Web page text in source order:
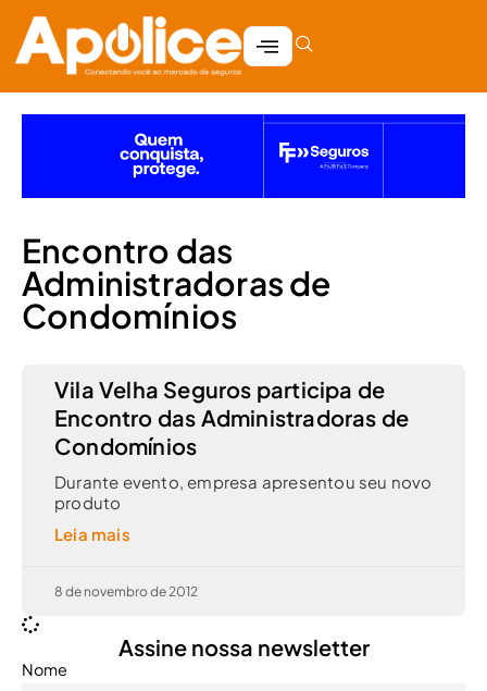
Encontro das
Administradoras de
Condomínios
Vila Velha Seguros participa de
Encontro das Administradoras de
Condomínios
Durante evento, empresa apresentou seu novo
produto
Leia mais
8 de novembro de 2012
Assine nossa newsletter
Nome